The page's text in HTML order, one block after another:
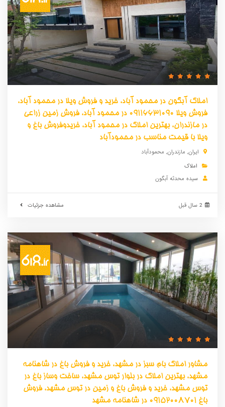
املاک آبگون در محمود آباد، خرید و فروش ویلا در محمود آباد،
فروش ویلا 09116631090 در محمود آباد، فروش زمین زراعی
در مازندران، بهترین املاک در محمود آباد، خریدوفروش باغ و
ویلا با قیمت مناسب در محمودآباد
ایران, مازندران, محمودآباد
املاک
سیده محدثه آبگون
مشاهده جزئیات 2 سال قبل
مشاور املاک بام سبز در مشهد، خرید و فروش باغ در شاهنامه
مشهد، بهترین املاک در بلوار توس مشهد، ساخت وساز باغ در
توس مشهد، خرید و فروش باغ و زمین در توس مشهد، فروش
باغ 09152008701 در شاهنامه مشهد